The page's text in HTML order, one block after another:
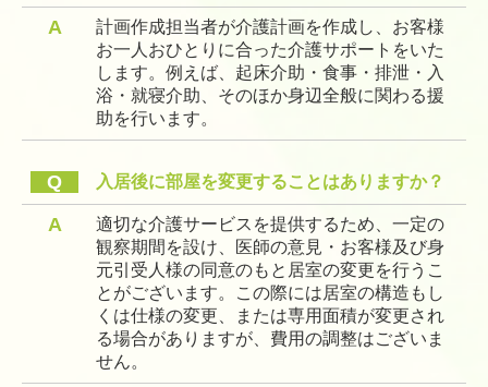
A
計画作成担当者が介護計画を作成し、お客様
お一人おひとりに合った介護サポートをいた
します。例えば、起床介助・食事・排泄・入
浴・就寝介助、そのほか身辺全般に関わる援
助を行います。
Q 入居後に部屋を変更することはありますか？
A
適切な介護サービスを提供するため、一定の
観察期間を設け、医師の意見・お客様及び身
元引受人様の同意のもと居室の変更を行うこ
とがございます。この際には居室の構造もし
くは仕様の変更、または専用面積が変更され
る場合がありますが、費用の調整はございま
せん。